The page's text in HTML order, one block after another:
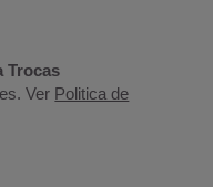
Trocas
Ver Politica de